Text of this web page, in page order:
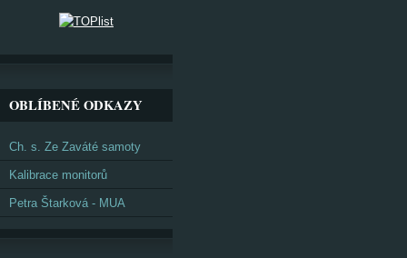
OBLÍBENÉ ODKAZY
Ch. s. Ze Zaváté samoty
Kalibrace monitorů
Petra Štarková - MUA